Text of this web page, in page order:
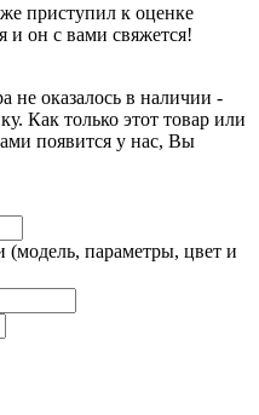
приступил к оценке
и он с вами свяжется!
не оказалось в наличии -
Как только этот товар или
появится у нас, Вы
(модель, параметры, цвет и